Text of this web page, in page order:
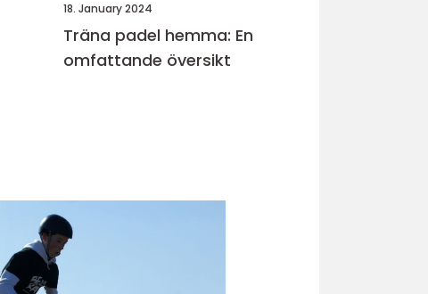
18. January 2024
Träna padel hemma: En
omfattande översikt